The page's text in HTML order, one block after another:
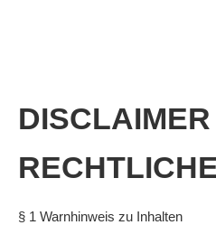
DISCLAIMER
§ 1 Warnhinweis zu Inhalten